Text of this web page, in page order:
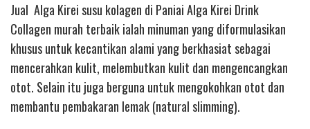
Jual Alga Kirei susu kolagen di Paniai Alga Kirei Drink
Collagen murah terbaik ialah minuman yang diformulasikan
khusus untuk kecantikan alami yang berkhasiat sebagai
mencerahkan kulit, melembutkan kulit dan mengencangkan
otot. Selain itu juga berguna untuk mengokohkan otot dan
membantu pembakaran lemak (natural slimming).